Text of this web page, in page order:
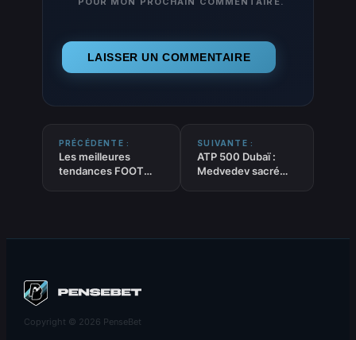
PRÉCÉDENTE :
Les meilleures
tendances FOOT
SUIVANTE :
ATP 500 Dubaï :
Medvedev sacré
Copyright © 2026 PenseBet